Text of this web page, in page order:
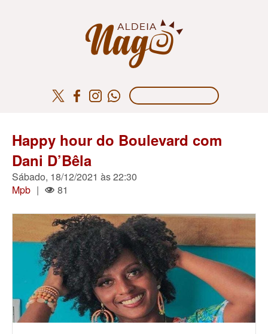
Happy hour do Boulevard com
Dani D’Bêla
Sábado, 18/12/2021 às 22:30
Mpb | 81